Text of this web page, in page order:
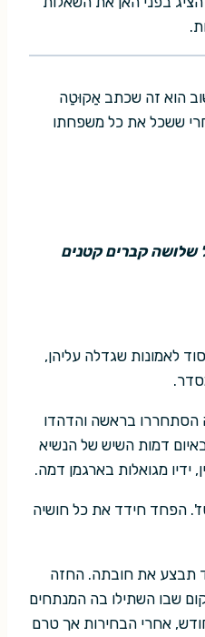
הוא זה שכתב אַקוּטַה
ששכל את כל משפחתו
שלושה קברים קטנים
לאמונות שגדלה עליהן,
הסתחררו בראשה והדהדו
דמות השיש של הנשיא
ידיו מגואלות בארגמן דמה.
הפחד חידד את כל חושיה
תבצע את חובתה. החזה
שבו השתילו בה המנתחים
אחרי הבחירות אך טרם